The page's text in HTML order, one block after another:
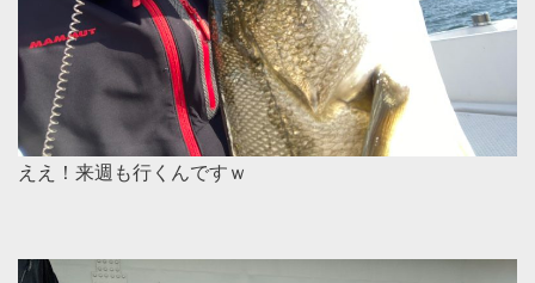
ええ！来週も行くんですｗ